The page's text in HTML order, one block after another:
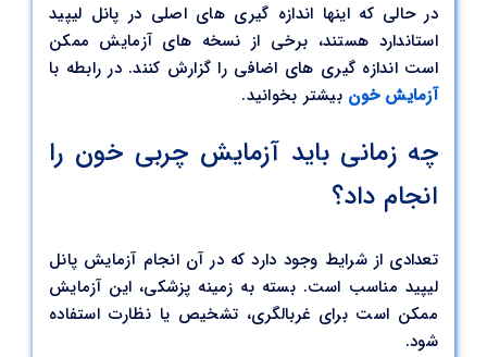
در حالی که اینها اندازه گیری های اصلی در پانل لیپید
استاندارد هستند، برخی از نسخه های آزمایش ممکن
است اندازه گیری های اضافی را گزارش کنند. در رابطه با
آزمایش خون بیشتر بخوانید.
چه زمانی باید آزمایش چربی خون را
انجام داد؟
تعدادی از شرایط وجود دارد که در آن انجام آزمایش پانل
لیپید مناسب است. بسته به زمینه پزشکی، این آزمایش
ممکن است برای غربالگری، تشخیص یا نظارت استفاده
شود.